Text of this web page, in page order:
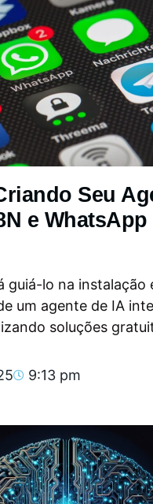
Seu
e WhatsApp
guiá-lo na instalação
um agente de IA
soluções
9:13 pm